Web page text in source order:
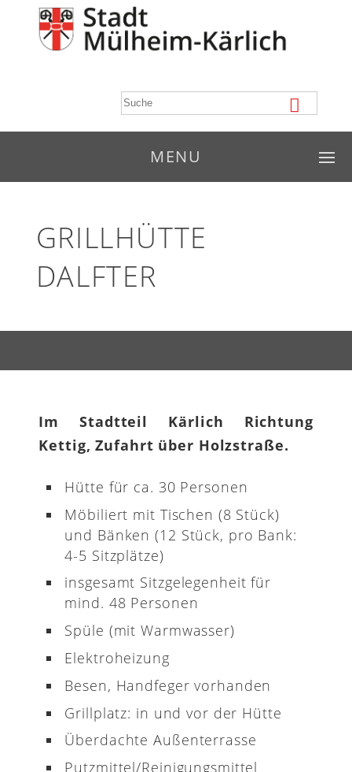
MENU
GRILLHÜTTE
DALFTER
Im Stadtteil Kärlich Richtung
Kettig, Zufahrt über Holzstraße.
Hütte für ca. 30 Personen
Möbiliert mit Tischen (8 Stück)
und Bänken (12 Stück, pro Bank:
4-5 Sitzplätze)
insgesamt Sitzgelegenheit für
mind. 48 Personen
Spüle (mit Warmwasser)
Elektroheizung
Besen, Handfeger vorhanden
Grillplatz: in und vor der Hütte
Überdachte Außenterrasse
Putzmittel/Reinigungsmittel